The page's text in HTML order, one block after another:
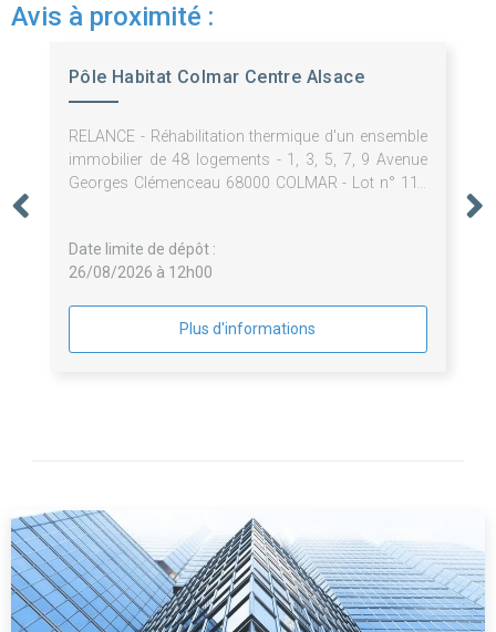
Avis à proximité :
Pôle Habitat Colmar Centre Alsace
RELANCE - Réhabilitation thermique d'un ensemble
immobilier de 48 logements - 1, 3, 5, 7, 9 Avenue
Georges Clémenceau 68000 COLMAR - Lot n° 11 :
Date limite de dépôt :
26/08/2026 à 12h00
Plus d'informations